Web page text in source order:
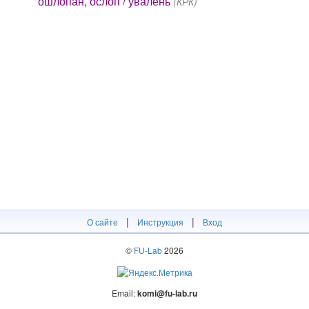
О сайте | Инструкция | Вход
© FU-Lab2026
Email:komi@fu-lab.ru